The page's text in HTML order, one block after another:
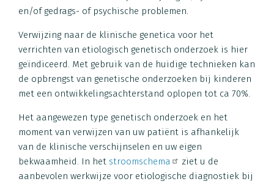
en/of gedrags- of psychische problemen.
Verwijzing naar de klinische genetica voor het
verrichten van etiologisch genetisch onderzoek is hier
geïndiceerd. Met gebruik van de huidige technieken kan
de opbrengst van genetische onderzoeken bij kinderen
met een ontwikkelingsachterstand oplopen tot ca 70%.
Het aangewezen type genetisch onderzoek en het
moment van verwijzen van uw patiënt is afhankelijk
van de klinische verschijnselen en uw eigen
bekwaamheid. In het stroomschema
ziet u de
aanbevolen werkwijze voor etiologische diagnostiek bij